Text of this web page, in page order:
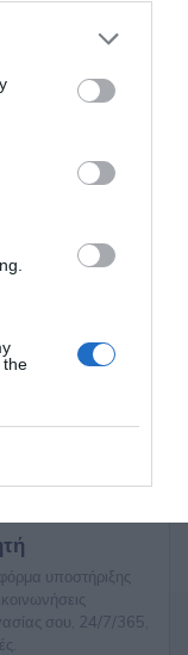
the
ώστε να
την ασφάλεια
Πτυχιακή
υποστήριξης
σου, 24/7/365,